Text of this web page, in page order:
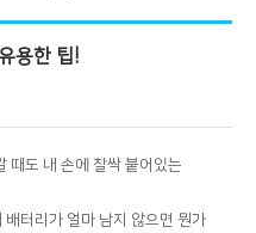
용한 팁!
때도 내 손에 찰싹 붙어있는
터리가 얼마 남지 않으면 뭔가